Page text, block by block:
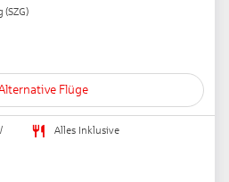
(SZG)
Flüge
Alles Inklusive